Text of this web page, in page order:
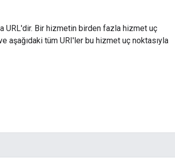
URL'dir. Bir hizmetin birden fazla hizmet uç
aşağıdaki tüm URI'ler bu hizmet uç noktasıyla